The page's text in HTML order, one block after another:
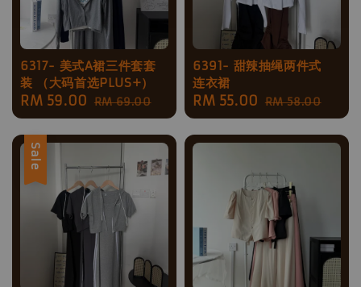
6317- 美式A裙三件套套
装 （大码首选PLUS+）
Sale
price
RM 59.00 Regular
price
RM 69.00
6391- 甜辣抽绳两件式
连衣裙
Sale
price
RM 55.00 Regular
price
RM 58.00
Sale